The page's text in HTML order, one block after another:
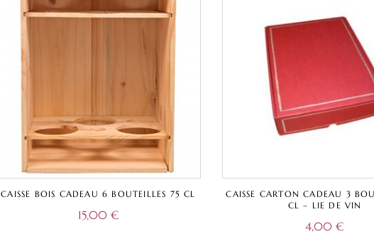
CAISSE BOIS CADEAU 6 BOUTEILLES 75 CL
15,00 €
CAISSE CARTON CADEAU 3
CL – LIE DE VIN
4,00 €